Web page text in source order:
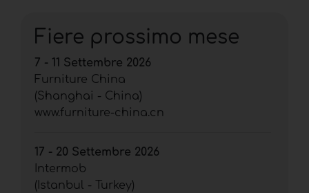
Fiere prossimo mese
7 - 11 Settembre 2026
Furniture China
(Shanghai - China)
www.furniture-china.cn
17 - 20 Settembre 2026
Intermob
(Istanbul - Turkey)